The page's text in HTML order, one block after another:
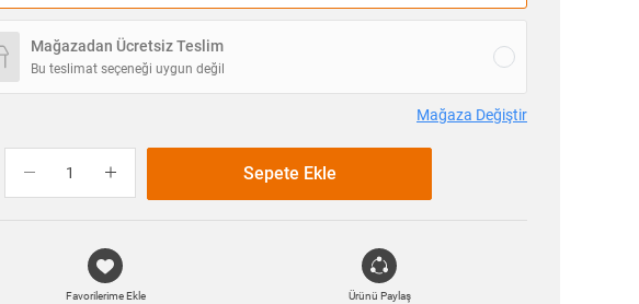
Mağazadan Ücretsiz Teslim
Bu teslimat seçeneği uygun değil
Mağaza Değiştir
Sepete Ekle
Favorilerime Ekle Ürünü Paylaş